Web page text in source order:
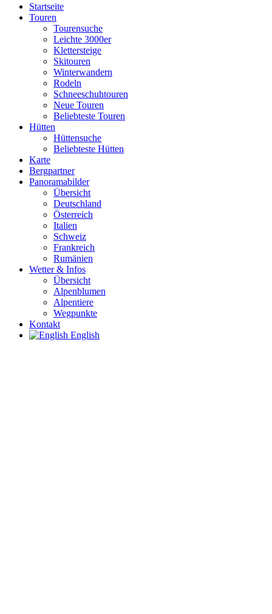
Startseite
Touren
Tourensuche
Leichte 3000er
Klettersteige
Skitouren
Winterwandern
Rodeln
Schneeschuhtouren
Neue Touren
Beliebteste Touren
Hütten
Hüttensuche
Beliebteste Hütten
Karte
Bergpartner
Panoramabilder
Übersicht
Deutschland
Österreich
Italien
Schweiz
Frankreich
Rumänien
Wetter & Infos
Übersicht
Alpenblumen
Alpentiere
Wegpunkte
Kontakt
English